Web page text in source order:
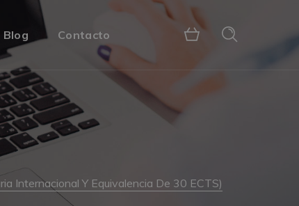
Blog Contacto
Internacional Y Equivalencia De 30 ECTS)